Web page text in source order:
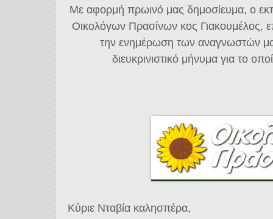
Με αφορμή πρωινό μας δημοσίευμα, ο
Οικολόγων Πρασίνων κος Γιακουμέλος,
την ενημέρωση των αναγνωστών
διευκρινιστικό μήνυμα για το
Κύριε Νταβία καλησπέρα,